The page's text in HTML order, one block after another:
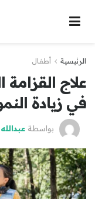
الرئيسية أطفال
علاج القزامة
في زيادة
بواسطة